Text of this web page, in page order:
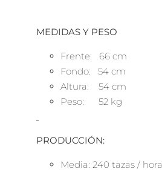
MEDIDAS Y PESO
Frente: 66 cm
Fondo: 54 cm
Altura: 54 cm
Peso: 52 kg
PRODUCCIÓN:
Media: 240 tazas / hora